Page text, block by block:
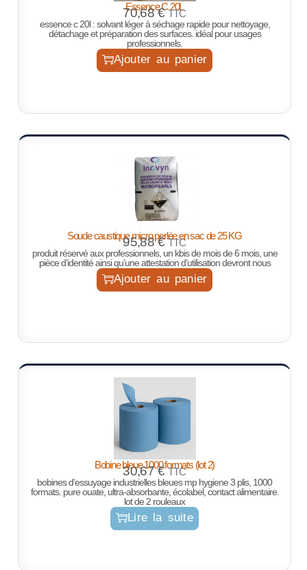
Essence C 20L
70,68€ TTC
essence c 20l : solvant léger à séchage rapide pour nettoyage,
détachage et préparation des surfaces. idéal pour usages
professionnels.
Ajouter au panier
Soude caustique micro perlée en sac de 25 KG
95,88€ TTC
produit réservé aux professionnels, un kbis de mois de 6 mois, une
pièce d’identité ainsi qu’une attestation d’utilisation devront nous
Ajouter au panier
Bobine bleue 1000 formats (lot 2)
30,67€ TTC
bobines d’essuyage industrielles bleues mp hygiene 3 plis, 1000
formats. pure ouate, ultra-absorbante, écolabel, contact alimentaire.
lot de 2 rouleaux
Lire la suite